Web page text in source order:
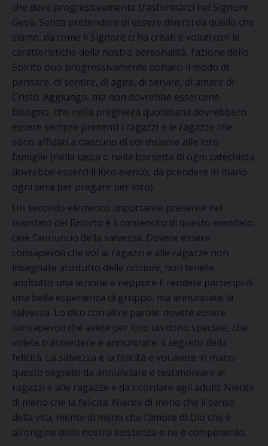
che deve progressivamente trasformarci nel Signore
Gesù. Senza pretendere di essere diversi da quello che
siamo, da come il Signore ci ha creati e voluti con le
caratteristiche della nostra personalità, l’azione dello
Spirito può progressivamente donarci il modo di
pensare, di sentire, di agire, di servire, di amare di
Cristo. Aggiungo, ma non dovrebbe essercene
bisogno, che nella preghiera quotidiana dovrebbero
essere sempre presenti i ragazzi e le ragazze che
sono affidati a ciascuno di voi insieme alle loro
famiglie (nella tasca o nella borsetta di ogni catechista
dovrebbe esserci il loro elenco, da prendere in mano
ogni sera per pregare per loro).
Un secondo elemento importante presente nel
mandato del Risorto è il contenuto di questo mandato,
cioè l’annuncio della salvezza. Dovete essere
consapevoli che voi ai ragazzi e alle ragazze non
insegnate anzitutto delle nozioni, non tenete
anzitutto una lezione e neppure li rendete partecipi di
una bella esperienza di gruppo, ma annunciate la
salvezza. Lo dico con altre parole: dovete essere
consapevoli che avete per loro un dono speciale, che
volete trasmettere e annunciare: il segreto della
felicità. La salvezza è la​ felicità e voi avete in mano
questo segreto da annunciare e testimoniare ai
ragazzi e alle ragazze e da ricordare agli adulti. Niente
di meno che la felicità. Niente di meno che il senso
della vita, niente di meno che l’amore di Dio che è
all’origine della nostra esistenza e ne è compimento.